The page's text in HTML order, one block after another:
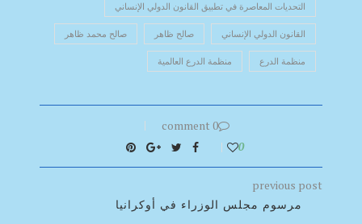
التحديات المعاصرة في تطبيق القانون الدولي الإنساني
القانون الدولي الإنساني صالح ظاهر صالح محمد ظاهر
منظمة الدرع منظمة الدرع العالمية
0 comment
0
previous post
مرسوم مجلس الوزراء في أوكرانيا